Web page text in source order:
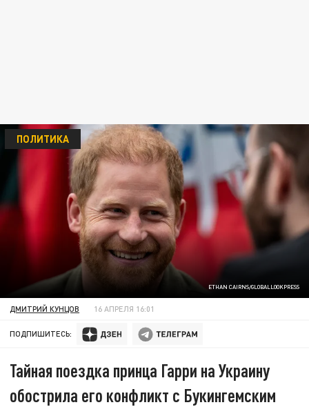
ETHAN CAIRNS/GLOBALLOOKPRESS
ПОЛИТИКА
ДМИТРИЙ КУНЦОВ 16 АПРЕЛЯ 16:01
ПОДПИШИТЕСЬ:
Тайная поездка принца Гарри на Украину
обострила его конфликт с Букингемским